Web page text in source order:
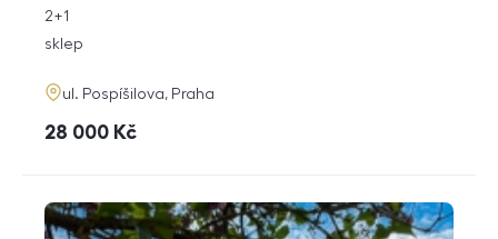
rozměry
2+1
funkce
sklep
adresa
ul. Pospíšilova, Praha
cena
28 000 Kč